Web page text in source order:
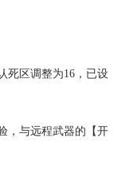
死区调整为16，已设
，与远程武器的【开